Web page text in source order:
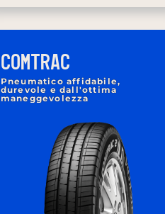
COMTRAC
Pneumatico affidabile,
durevole e dall'ottima
maneggevolezza